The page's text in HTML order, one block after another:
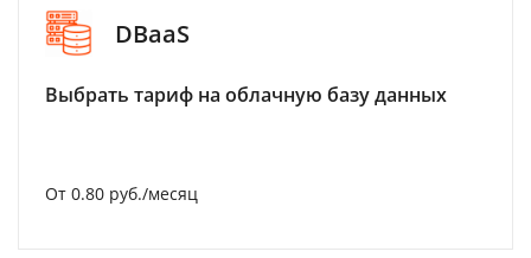
DBaaS
Выбрать тариф на облачную базу данных
От 0.80 руб./месяц